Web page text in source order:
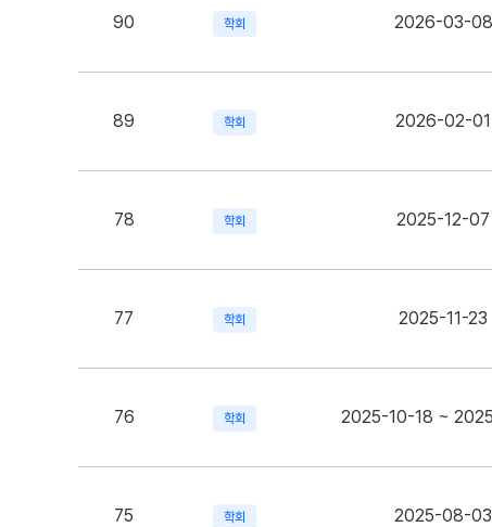
90 학회 2026-03-08
89 학회 2026-02-01
78 학회 2025-12-07
77 학회 2025-11-23
76 학회 2025-10-18 ~
75 학회 2025-08-03